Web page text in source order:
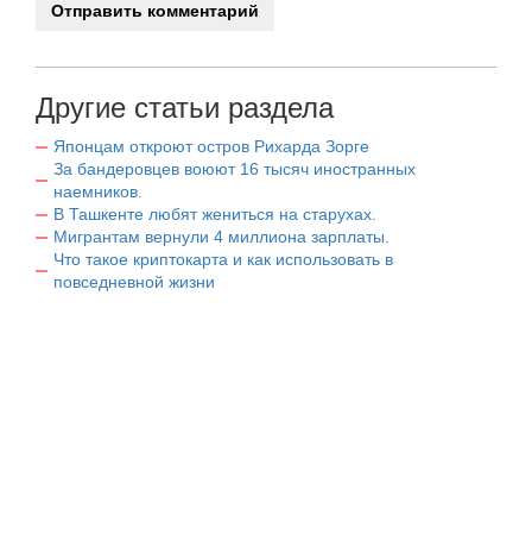
Другие статьи раздела
Японцам откроют остров Рихарда Зорге
За бандеровцев воюют 16 тысяч иностранных
наемников.
В Ташкенте любят жениться на старухах.
Мигрантам вернули 4 миллиона зарплаты.
Что такое криптокарта и как использовать в
повседневной жизни